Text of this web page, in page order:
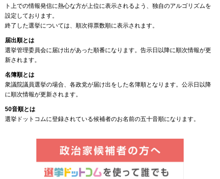
ト上での情報発信に熱心な方が上位に表示されるよう、独自のアルゴリズムを
設定しております。
終了した選挙については、順次得票数順に表示されます。
届出順とは
選挙管理委員会に届け出があった順番になります。告示日以降に順次情報が更
新されます。
名簿順とは
衆議院議員選挙の場合、各政党が届け出をした名簿順となります。公示日以降
に順次情報が更新されます。
50音順とは
選挙ドットコムに登録されている候補者のお名前の五十音順になります。